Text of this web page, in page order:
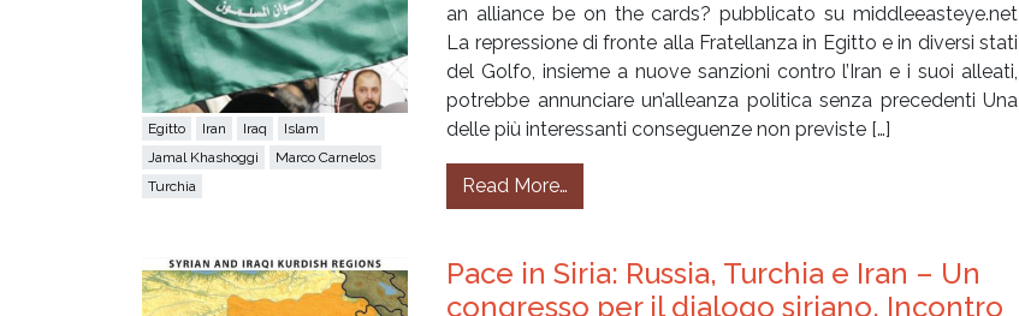
Egitto Iran Iraq
Islam
Jamal Khashoggi
Marco Carnelos
Turchia
an alliance be on the cards? pubblicato su middleeasteye.net
La repressione di fronte alla Fratellanza in Egitto e in diversi stati
del Golfo, insieme a nuove sanzioni contro l’Iran e i suoi alleati,
potrebbe annunciare un’alleanza politica senza precedenti Una
delle più interessanti conseguenze non previste […]
Read More…
Pace in Siria: Russia, Turchia e Iran – Un
congresso per il dialogo siriano. Incontro